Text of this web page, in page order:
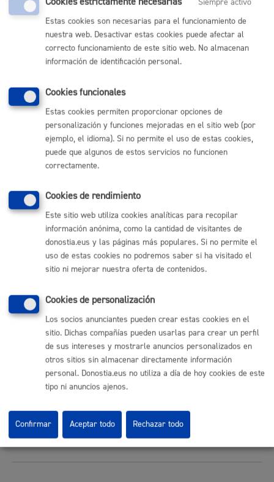
Comunícate con el Ayuntamiento de Donostia / San
010
(gratuito desde Donostia / San Sebastián)
(+34) 943 481 000
Buzón de la ciudadanía
Informar de un error en la web
Ofertas de empleo
Perfil del contratante
Sede electrónica
Mapas - GeoDonostia
Sala de prensa
Mapa web
Otras páginas web corporativas
Donostia Kirola
Donostia Kultura
Donostia Turismo
Fomento de San Sebastián
Síguenos en redes sociales
Estas cookies son necesarias para el funcionamiento de
nuestra web. Desactivar estas cookies puede afectar al
correcto funcionamiento de este sitio web. No almacenan
información de identificación personal.
Cookies funcionales
Estas cookies permiten proporcionar opciones de
personalización y funciones mejoradas en el sitio web (por
ejemplo, el idioma). Si no permite el uso de estas cookies,
puede que algunos de estos servicios no funcionen
correctamente.
Cookies de rendimiento
Este sitio web utiliza cookies analíticas para recopilar
información anónima, como la cantidad de visitantes de
donostia.eus y las páginas más populares. Si no permite el
uso de estas cookies no podremos saber si ha visitado el
sitio ni mejorar nuestra oferta de contenidos.
Cookies de personalización
Los socios anunciantes pueden crear estas cookies en el
sitio. Dichas compañías pueden usarlas para crear un perfil
de sus intereses y mostrarle anuncios personalizados en
otros sitios sin almacenar directamente información
personal. Donostia.eus no utiliza a día de hoy cookies de este
tipo ni anuncios ajenos.
Rechazar todo
Confirmar Aceptar todo